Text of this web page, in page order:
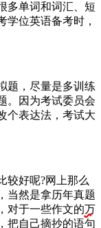
多单词和词汇、短
学位英语备考时，
，尽量是多训练
。因为考试委员会
个表达法，考试大
好呢?网上那么
当然是拿历年真题
对于一些作文的万
把自己摘抄的语句